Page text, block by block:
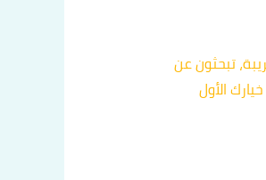
تبحثون عن
الأول